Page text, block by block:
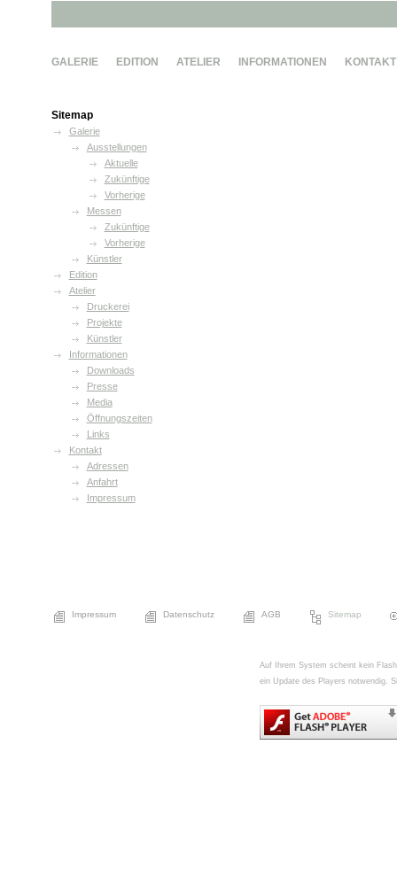
GALERIE EDITION ATELIER INFORMATIONEN KONTAKT
Sitemap
Galerie
Ausstellungen
Aktuelle
Zukünftige
Vorherige
Messen
Zukünftige
Vorherige
Künstler
Edition
Atelier
Druckerei
Projekte
Künstler
Informationen
Downloads
Presse
Media
Öffnungszeiten
Links
Kontakt
Adressen
Anfahrt
Impressum
Impressum Datenschutz AGB Sitemap
Auf Ihrem System scheint kein
ein Update des Players notwendig.